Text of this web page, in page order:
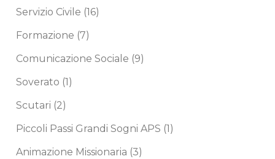
Servizio Civile (16)
Formazione (7)
Comunicazione Sociale (9)
Soverato (1)
Scutari (2)
Piccoli Passi Grandi Sogni APS (1)
Animazione Missionaria (3)